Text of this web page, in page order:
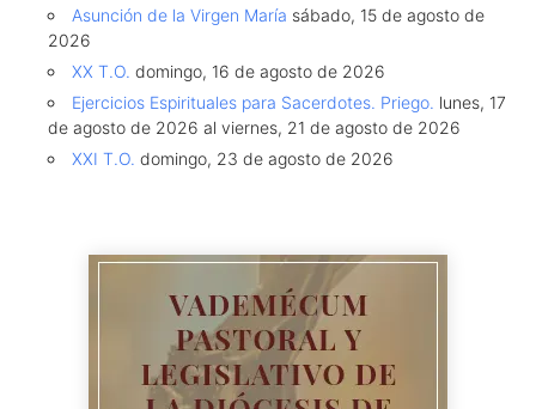
Asunción de la Virgen María sábado, 15 de agosto de
2026
XX T.O. domingo, 16 de agosto de 2026
Ejercicios Espirituales para Sacerdotes. Priego. lunes, 17
de agosto de 2026 al viernes, 21 de agosto de 2026
XXI T.O. domingo, 23 de agosto de 2026